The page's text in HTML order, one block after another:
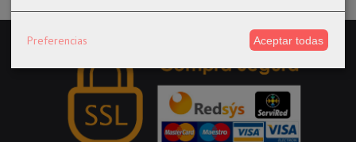
Preferencias Aceptar todas